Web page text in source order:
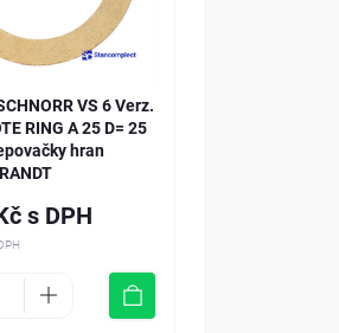
VS 6 Verz.
RING A 25 D= 25
hran
s DPH